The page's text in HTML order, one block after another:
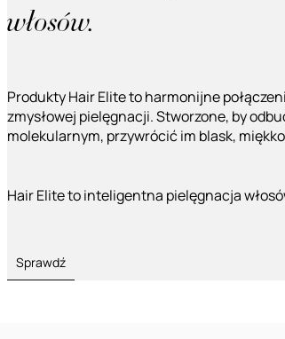
włosów.
Produkty Hair Elite to harmonijne
zmysłowej pielęgnacji. Stworzone, by
molekularnym, przywrócić im blask,
Hair Elite to inteligentna pielęgnacja
Sprawdź